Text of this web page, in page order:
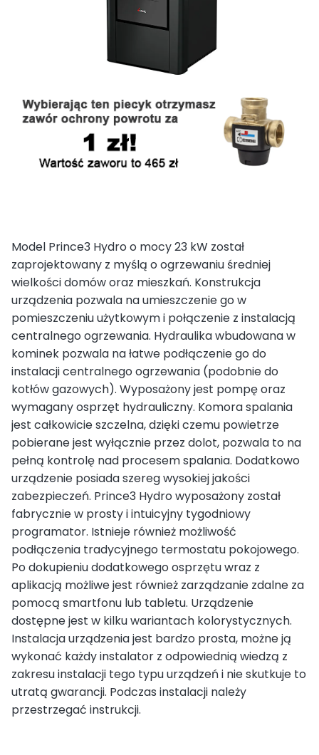
Model Prince3 Hydro o mocy 23 kW został
zaprojektowany z myślą o ogrzewaniu średniej
wielkości domów oraz mieszkań. Konstrukcja
urządzenia pozwala na umieszczenie go w
pomieszczeniu użytkowym i połączenie z instalacją
centralnego ogrzewania. Hydraulika wbudowana w
kominek pozwala na łatwe podłączenie go do
instalacji centralnego ogrzewania (podobnie do
kotłów gazowych). Wyposażony jest pompę oraz
wymagany osprzęt hydrauliczny. Komora spalania
jest całkowicie szczelna, dzięki czemu powietrze
pobierane jest wyłącznie przez dolot, pozwala to na
pełną kontrolę nad procesem spalania. Dodatkowo
urządzenie posiada szereg wysokiej jakości
zabezpieczeń. Prince3 Hydro wyposażony został
fabrycznie w prosty i intuicyjny tygodniowy
programator. Istnieje również możliwość
podłączenia tradycyjnego termostatu pokojowego.
Po dokupieniu dodatkowego osprzętu wraz z
aplikacją możliwe jest również zarządzanie zdalne za
pomocą smartfonu lub tabletu. Urządzenie
dostępne jest w kilku wariantach kolorystycznych.
Instalacja urządzenia jest bardzo prosta, możne ją
wykonać każdy instalator z odpowiednią wiedzą z
zakresu instalacji tego typu urządzeń i nie skutkuje to
utratą gwarancji. Podczas instalacji należy
przestrzegać instrukcji.